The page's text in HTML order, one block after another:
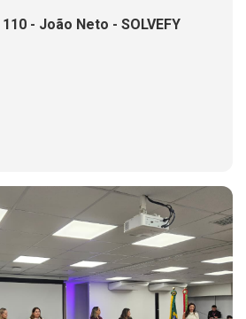
- João Neto - SOLVEFY